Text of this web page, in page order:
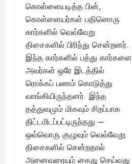
கொள்ளையடித்த பின்,
கொள்ளையர்கள் பதினொரு
கார்களில் வெவ்வேறு
திசைகளில் பிரிந்து சென்றனர்.
இந்த கார்களில் பத்து கார்களை
அவர்கள் ஒரே இடத்தில்
ரொக்கப் பணம் கொடுத்து
வாங்கியிருந்தனர். இந்த
தத்துவமும் மிகவும் சிறப்பாக
திட்டமிடப்பட்டிருந்தது –
ஒவ்வொரு குழுவும் வெவ்வேறு
திசைகளில் சென்றதால்
அனைவரையும் கைது செய்வது